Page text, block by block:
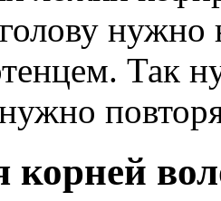
нужно
Так